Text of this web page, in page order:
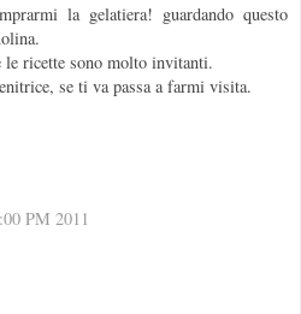
la gelatiera! guardando questo
ricette sono molto invitanti.
se ti va passa a farmi visita.
PM 2011